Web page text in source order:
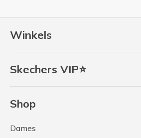
Winkels
Skechers VIP⭐
Shop
Dames